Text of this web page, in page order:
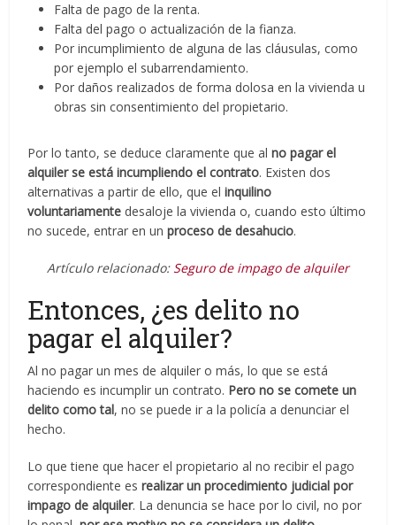
Falta de pago de la renta.
Falta del pago o actualización de la fianza.
Por incumplimiento de alguna de las cláusulas, como
por ejemplo el subarrendamiento.
Por daños realizados de forma dolosa en la vivienda u
obras sin consentimiento del propietario.
Por lo tanto, se deduce claramente que al no pagar el
alquiler se está incumpliendo el contrato. Existen dos
alternativas a partir de ello, que elinquilino
voluntariamente desaloje la vivienda o, cuando esto último
no sucede, entrar en unproceso de desahucio.
Artículo relacionado: Seguro de impago de alquiler
Entonces, ¿es delito no
pagar el alquiler?
Al no pagar un mes de alquiler o más, lo que se está
haciendo es incumplir un contrato. Pero no se comete un
delito como tal, no se puede ir a la policía a denunciar el
hecho.
Lo que tiene que hacer el propietario al no recibir el pago
correspondiente esrealizar un procedimiento judicial por
impago de alquiler. La denuncia se hace por lo civil, no por